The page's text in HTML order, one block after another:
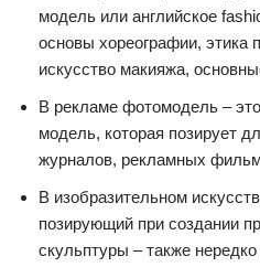
модель или английское
основы хореографии, этика
искусство макияжа,
В рекламе фотомодель –
модель, которая позирует
журналов, рекламных
В изобразительном
позирующий при создании
скульптуры – также